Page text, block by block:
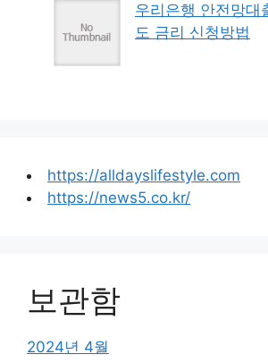
우리은행 안전망대
도 금리 신청방법
https://alldayslifestyle.com
https://news5.co.kr/
보관함
2024년 4월